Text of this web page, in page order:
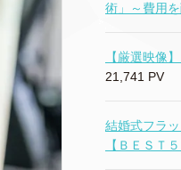
術」～費用
【厳選映像
21,741 PV
結婚式フラ
【ＢＥＳＴ５